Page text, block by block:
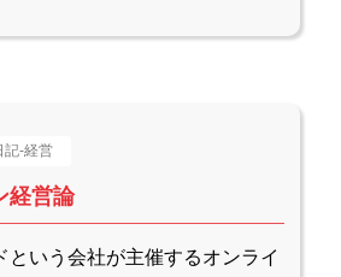
記-経営
経営論
という会社が主催するオンライ